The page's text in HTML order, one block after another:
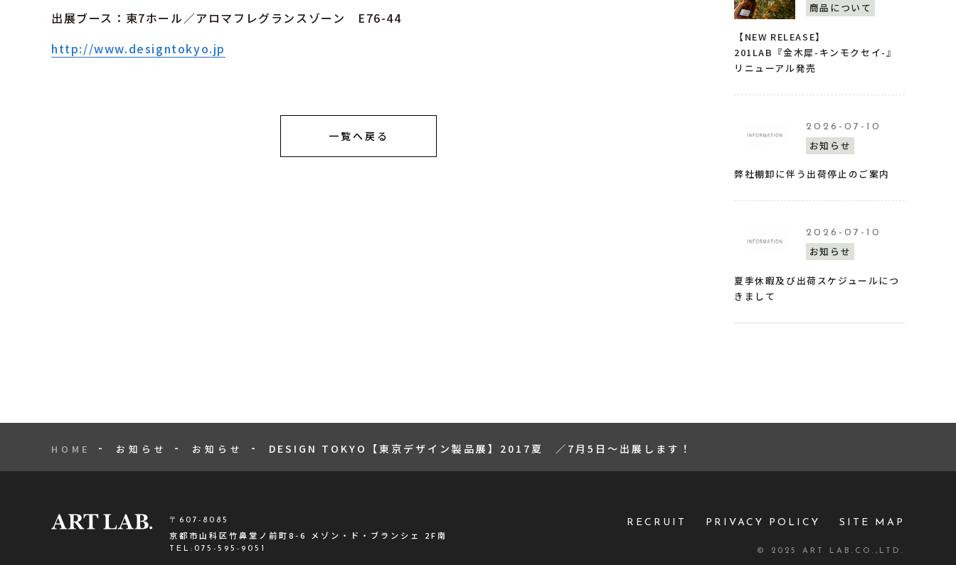
出展ブース：東7ホール／アロマフレグランスゾーン E76-44
http://www.designtokyo.jp
一覧へ戻る
商品について
【NEW RELEASE】
201LAB『金木犀-キンモクセイ-』
リニューアル発売
2026-07-10
お知らせ
弊社棚卸に伴う出荷停止のご案内
2026-07-10
お知らせ
夏季休暇及び出荷スケジュールにつ
きまして
HOME お知らせ お知らせ DESIGN TOKYO【東京デザイン製品展】2017夏 ／7月5日～出展します！
〒607-8085
京都市山科区竹鼻堂ノ前町8-6 メゾン・ド・ブランシェ 2F南
TEL: 075-595-9051
RECRUIT PRIVACY POLICY SITE MAP
© 2025 ART LAB.CO.,LTD.